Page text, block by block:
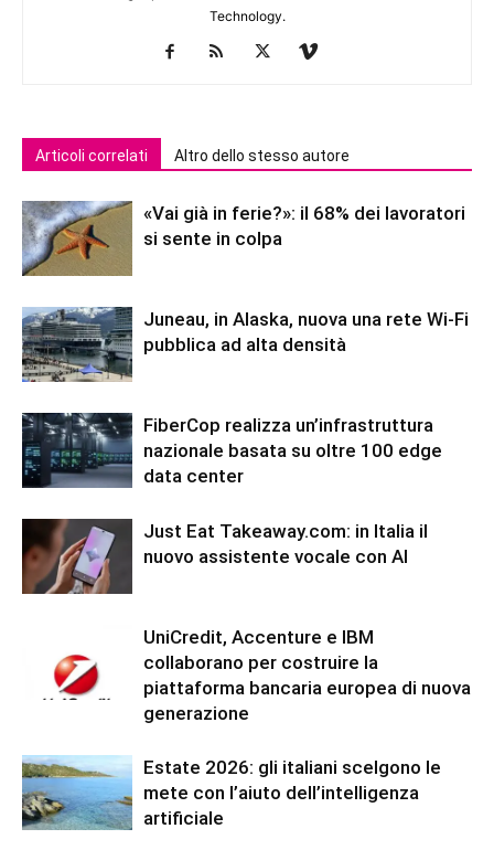
Technology.
Articoli correlati Altro dello stesso autore
«Vai già in ferie?»: il 68% dei lavoratori
si sente in colpa
Juneau, in Alaska, nuova una rete Wi-Fi
pubblica ad alta densità
FiberCop realizza un’infrastruttura
nazionale basata su oltre 100 edge
data center
Just Eat Takeaway.com: in Italia il
nuovo assistente vocale con AI
UniCredit, Accenture e IBM
collaborano per costruire la
piattaforma bancaria europea di nuova
generazione
Estate 2026: gli italiani scelgono le
mete con l’aiuto dell’intelligenza
artificiale